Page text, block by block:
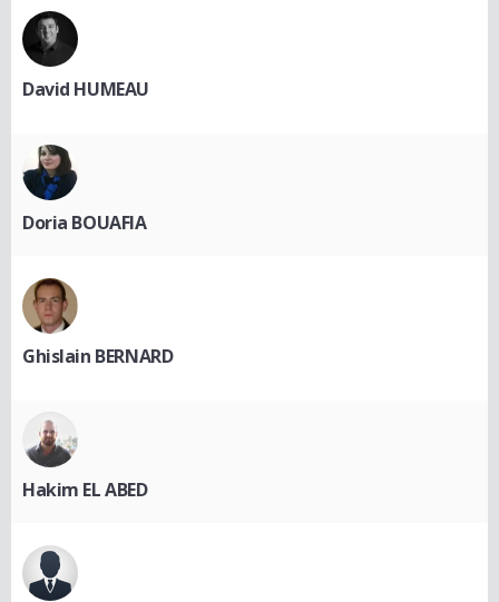
David HUMEAU
Doria BOUAFIA
Ghislain BERNARD
Hakim EL ABED